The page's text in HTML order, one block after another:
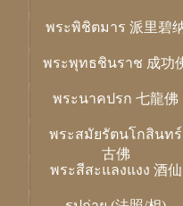
พระพิชิตมาร 派里碧
พระพุทธชินราช 成功
พระนาคปรก 七龍佛
พระสมัยรัตนโกสินทร์
古佛
พระสีสะแลงแงง 酒仙